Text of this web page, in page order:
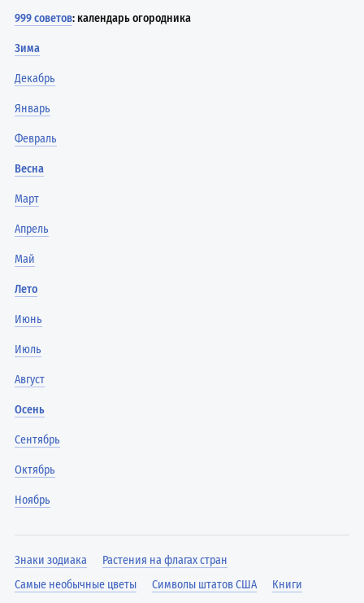
999 советов: календарь огородника
Зима
Декабрь
Январь
Февраль
Весна
Март
Апрель
Май
Лето
Июнь
Июль
Август
Осень
Сентябрь
Октябрь
Ноябрь
Знаки зодиака
Растения на флагах стран
Самые необычные цветы
Символы штатов США
Книги